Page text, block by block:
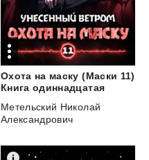
Охота на маску (Маски 11)
Книга одиннадцатая
Метельский Николай
Александрович